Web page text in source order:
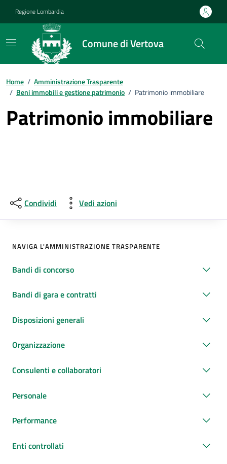
Regione Lombardia
Comune di Vertova
Home / Amministrazione Trasparente
/ Beni immobili e gestione patrimonio / Patrimonio immobiliare
Patrimonio immobiliare
Condividi Vedi azioni
NAVIGA L'AMMINISTRAZIONE TRASPARENTE
Bandi di concorso
Bandi di gara e contratti
Disposizioni generali
Organizzazione
Consulenti e collaboratori
Personale
Performance
Enti controllati